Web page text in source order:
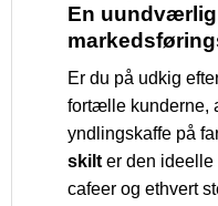
En uundværlig
Er du på udkig
fortælle kunderne,
yndlingskaffe på
skilt er den ideelle
cafeer og ethvert